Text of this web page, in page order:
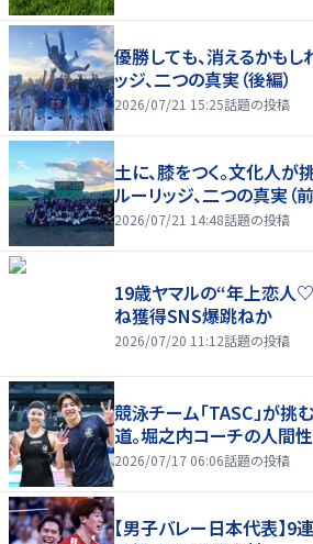
優勝しても、消えるかもし
ッジ、二つの真実（後編）
2026/07/21 15:25話題の投稿
土に、膝をつく。文化人が
ルーリッジ、二つの真実（前
2026/07/21 14:48話題の投稿
19歳ヤマルの“年上恋人
ね獲得SNS爆跳ねか
2026/07/20 11:12話題の投稿
競泳チーム「TASC」が
道。堀之内コーチの人間
2026/07/17 06:06話題の投稿
【男子バレー日本代表】9